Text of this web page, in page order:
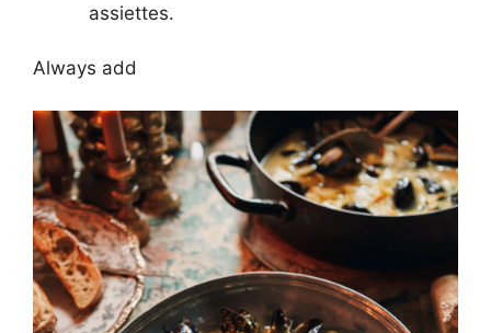
assiettes.
Always add